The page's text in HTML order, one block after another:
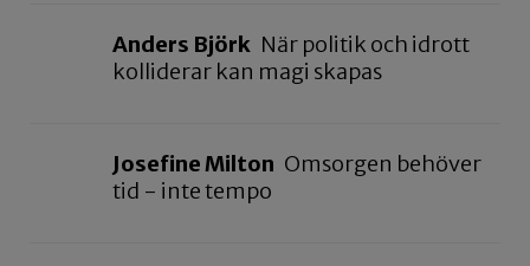
Anders Björk När politik och idrott
kolliderar kan magi skapas
Josefine Milton Omsorgen behöver
tid - inte tempo